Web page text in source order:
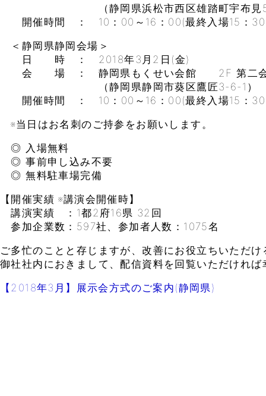
（静岡県浜松市西区雄踏町宇布見
開催時間 ： 10：00～16：00(最終入場15：
＜静岡県静岡会場＞
日 時 ： 2018年3月2日(金)
会 場 ： 静岡県もくせい会館 2F 第二会
（静岡県静岡市葵区鷹匠3-6-1）
開催時間 ： 10：00～16：00(最終入場15：
※当日はお名刺のご持参をお願いします。
◎ 入場無料
◎ 事前申し込み不要
◎ 無料駐車場完備
【開催実績 ※講演会開催時】
講演実績 ：1都2府16県 32回
参加企業数：597社、参加者人数：1075名
ご多忙のことと存じますが、改善にお役立ちいただ
御社社内におきまして、配信資料を回覧いただけれ
【2018年3月】展示会方式のご案内(静岡県)